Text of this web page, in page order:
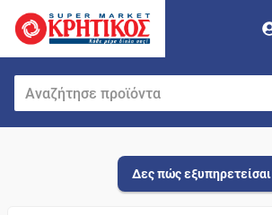
Δες πώς εξυπηρετείσαι